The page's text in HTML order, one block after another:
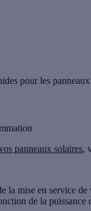
pour les
panneaux solaires,
la mise en service
de la puissance